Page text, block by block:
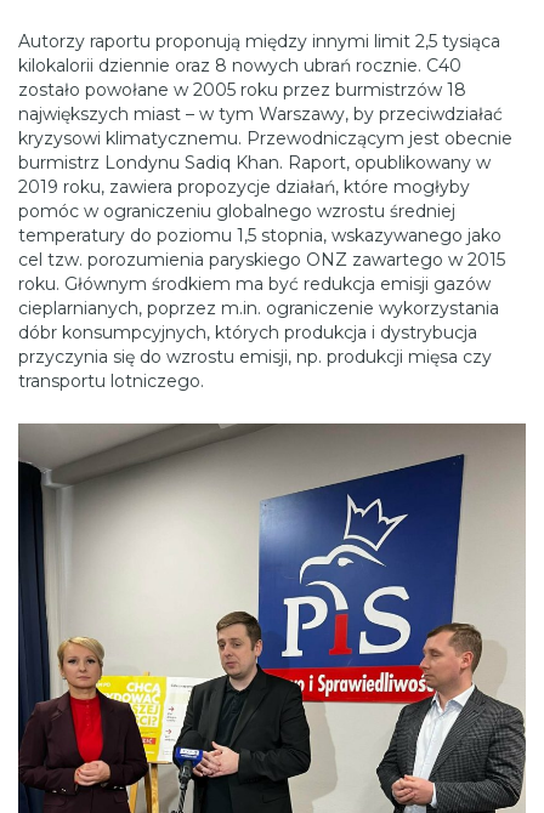
Autorzy raportu proponują między innymi limit 2,5 tysiąca
kilokalorii dziennie oraz 8 nowych ubrań rocznie. C40
zostało powołane w 2005 roku przez burmistrzów 18
największych miast – w tym Warszawy, by przeciwdziałać
kryzysowi klimatycznemu. Przewodniczącym jest obecnie
burmistrz Londynu Sadiq Khan. Raport, opublikowany w
2019 roku, zawiera propozycje działań, które mogłyby
pomóc w ograniczeniu globalnego wzrostu średniej
temperatury do poziomu 1,5 stopnia, wskazywanego jako
cel tzw. porozumienia paryskiego ONZ zawartego w 2015
roku. Głównym środkiem ma być redukcja emisji gazów
cieplarnianych, poprzez m.in. ograniczenie wykorzystania
dóbr konsumpcyjnych, których produkcja i dystrybucja
przyczynia się do wzrostu emisji, np. produkcji mięsa czy
transportu lotniczego.